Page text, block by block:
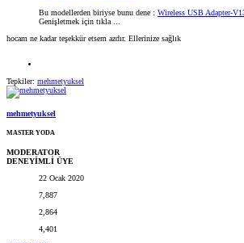
Bu modellerden biriyse bunu dene : Wireless USB Adapter-
Genişletmek için tıkla ...
hocam ne kadar teşekkür etsem azdır. Ellerinize sağlık
Tepkiler: mehmetyuksel
mehmetyuksel
MASTER YODA
MODERATOR
DENEYİMLİ ÜYE
22 Ocak 2020
7,887
2,864
4,401